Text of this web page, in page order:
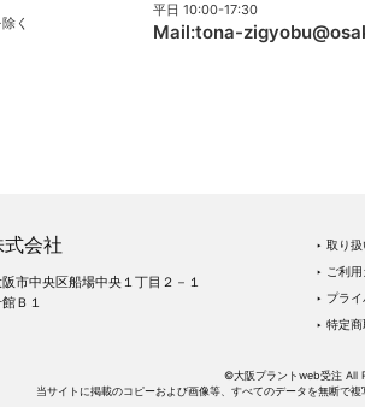
く
平日 10:00-17:30
Mail:tona-
会社
市中央区船場中央１丁目２－１
Ｂ１
‣ 取り
‣ ご利用
‣ プラ
‣ 特定
©大阪プラントweb受注 All
当サイトに掲載のコピーおよび画像等、すべてのデータを無断で